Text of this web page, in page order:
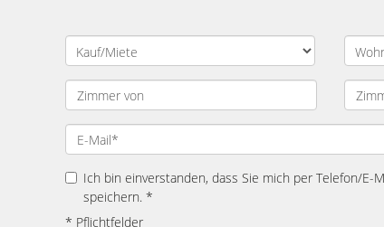
Ich bin einverstanden, dass Sie mich per Telefon/E-
speichern. *
* Pflichtfelder